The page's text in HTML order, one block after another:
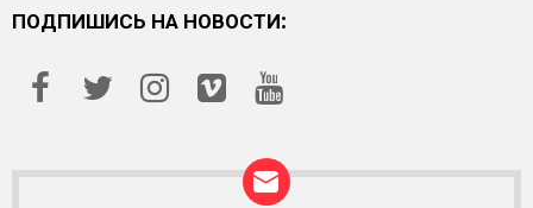
ПОДПИШИСЬ НА НОВОСТИ: